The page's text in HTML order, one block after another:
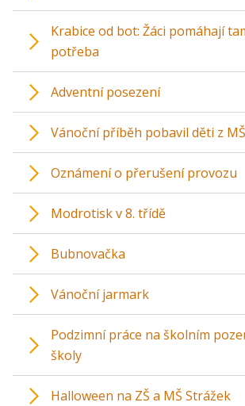
Krabice od bot: Žáci pomáhají
potřeba
Adventní posezení
Vánoční příběh pobavil děti z
Oznámení o přerušení provozu
Modrotisk v 8. třídě
Bubnovačka
Vánoční jarmark
Podzimní práce na školním
školy
Halloween na ZŠ a MŠ Strážek